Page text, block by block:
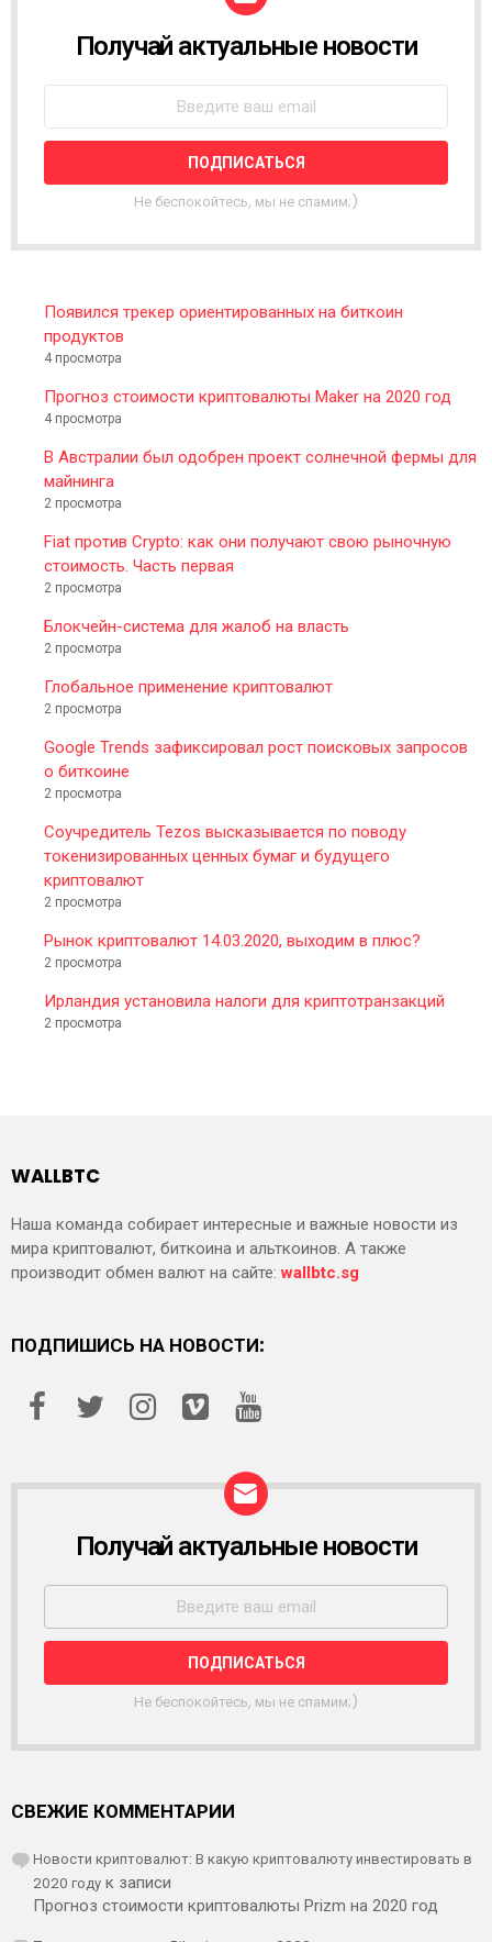
W
L
T
R
Получай актуальные новости
Не беспокойтесь, мы не спамим;)
Появился трекер ориентированных на биткоин
продуктов
4 просмотра
Прогноз стоимости криптовалюты Maker на 2020 год
4 просмотра
В Австралии был одобрен проект солнечной фермы для
майнинга
2 просмотра
Fiat против Crypto: как они получают свою рыночную
стоимость. Часть первая
2 просмотра
Блокчейн-система для жалоб на власть
2 просмотра
Глобальное применение криптовалют
2 просмотра
Google Trends зафиксировал рост поисковых запросов
о биткоине
2 просмотра
Соучредитель Tezos высказывается по поводу
токенизированных ценных бумаг и будущего
криптовалют
2 просмотра
Рынок криптовалют 14.03.2020, выходим в плюс?
2 просмотра
Ирландия установила налоги для криптотранзакций
2 просмотра
WALLBTC
Наша команда собирает интересные и важные новости из
мира криптовалют, биткоина и альткоинов. А также
производит обмен валют на сайте:wallbtc.sg
ПОДПИШИСЬ НА НОВОСТИ:
С
Ы
Л
К
Получай актуальные новости
Не беспокойтесь, мы не спамим;)
СВЕЖИЕ КОММЕНТАРИИ
Новости криптовалют: В какую криптовалюту инвестировать в
2020 году к записи
Прогноз стоимости криптовалюты Prizm на 2020 год